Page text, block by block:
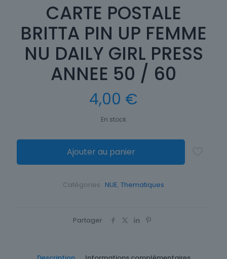
CARTE POSTALE
BRITTA PIN UP FEMME
NU DAILY GIRL PRESS
ANNEE 50 / 60
4,00 €
En stock
Ajouter au panier
Catégories : NUE, Thematiques
Partager